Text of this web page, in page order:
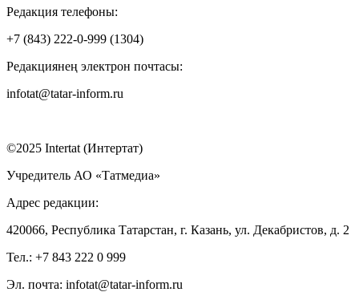
Редакция телефоны:
+7 (843) 222-0-999 (1304)
Редакциянең электрон почтасы:
infotat@tatar-inform.ru
©2025 Intertat (Интертат)
Учредитель АО «Татмедиа»
Адрес редакции:
420066, Республика Татарстан, г. Казань, ул. Декабристов, д. 2
Тел.: +7 843 222 0 999
Эл. почта: infotat@tatar-inform.ru